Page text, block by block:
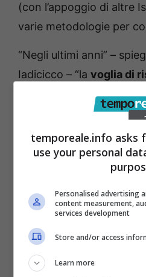
(con l’appoggio di altre
varie metodologie per
“Negli ultimi anni” –
Iadicicco – “la voglia di
è cresciuta in
Spessissimo riceviamo
parte di discendenti di
desiderano riscoprire le
questo ne scaturisce un
inquadratocome
Ringrazio il fondatore
Pierfelice degli Uberti e
avermi dato questa
Tra conferme e nuove
temporeale.info asks
use your personal
Personalised advertising
content measurement,
services development
Store and/or access
Learn more